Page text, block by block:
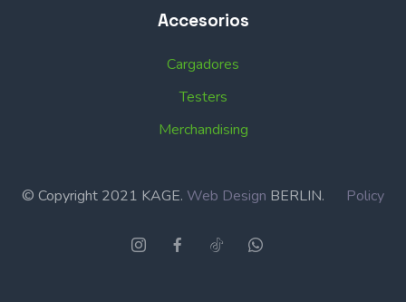
Accesorios
Cargadores
Testers
Merchandising
© Copyright 2021 KAGE. Web Design BERLIN. Policy